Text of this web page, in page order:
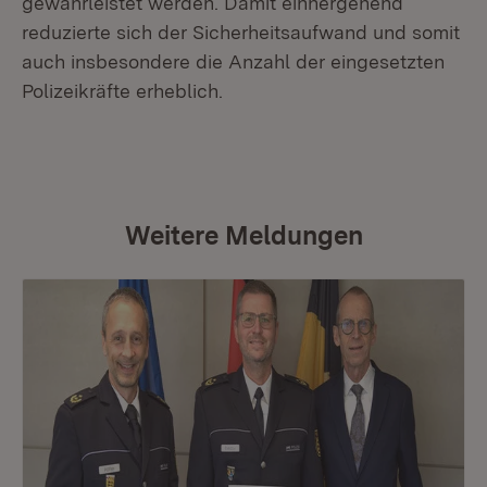
reduzierte sich der Sicherheitsaufwand und somit
auch insbesondere die Anzahl der eingesetzten
Polizeikräfte erheblich.
Weitere Meldungen